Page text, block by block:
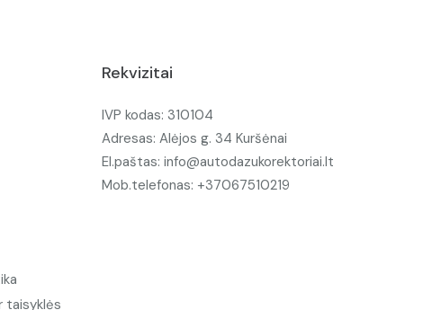
taisyklės
Rekvizitai
IVP kodas: 310104
Adresas: Alėjos g. 34 Kuršėnai
El.paštas: info@autodazukorektoriai.lt
Mob.telefonas: +37067510219